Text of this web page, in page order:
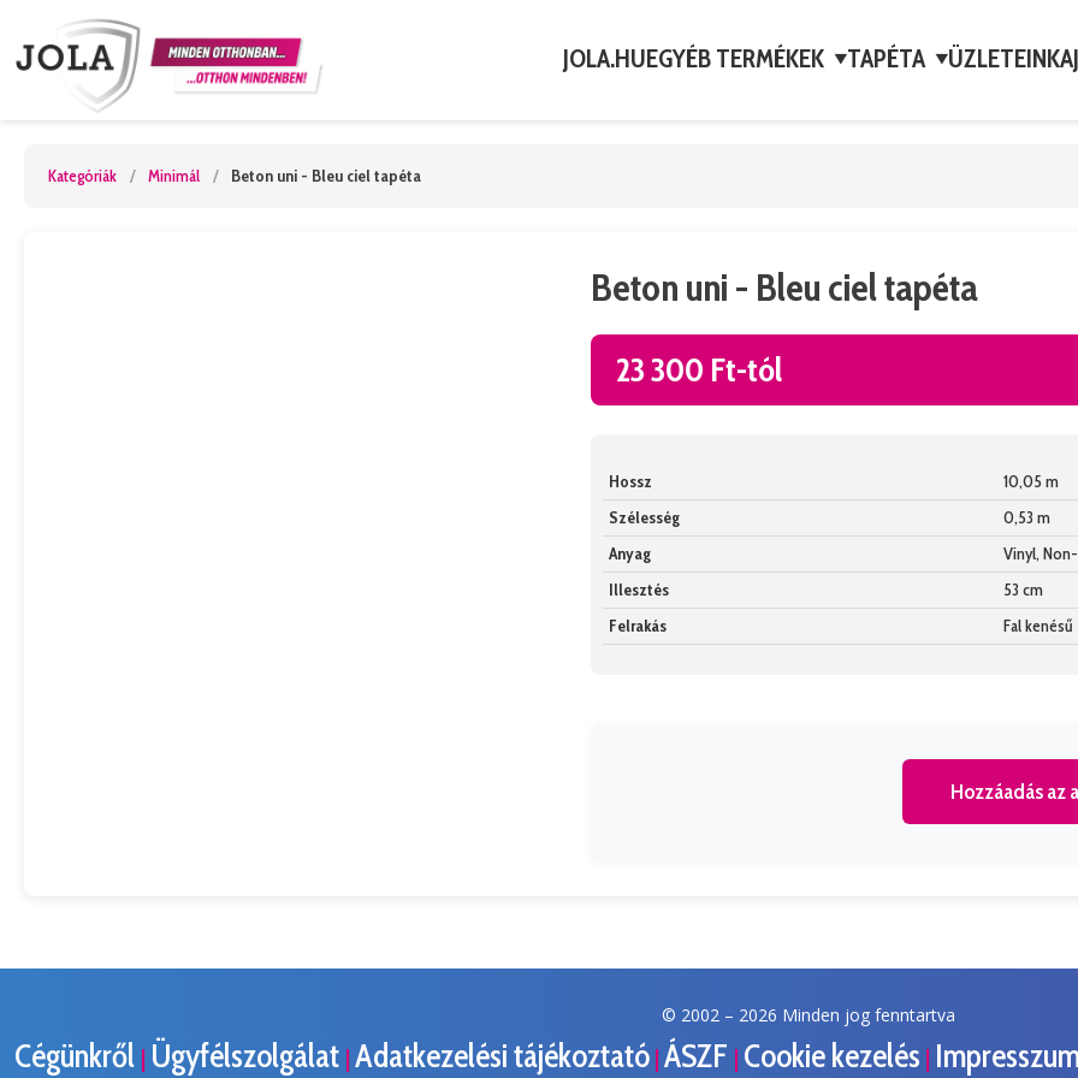
JOLA.HUEGYÉB TERMÉKEK ▼TAPÉTA ▼ÜZLETEINK
Kategóriák / Minimál / Beton uni - Bleu ciel tapéta
Beton uni - Bleu ciel tapéta
23 300 Ft-tól
Hossz
10,05 m
Szélesség
0,53 m
Anyag
Vinyl,
Illesztés
53 cm
Felrakás
Fal kenésű
Hozzáadás az
© 2002 – 2026 Minden jog fenntartva
Cégünkről | Ügyfélszolgálat | Adatkezelési tájékoztató | ÁSZF | Cookie kezelés |